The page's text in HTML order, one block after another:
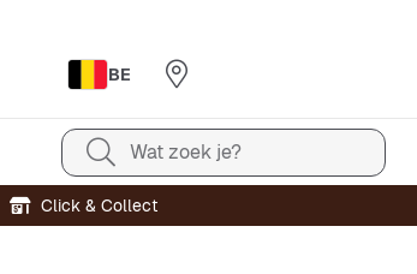
BE
Wat zoek je?
Click & Collect